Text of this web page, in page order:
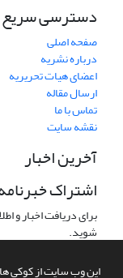
این وب سایت از کوکی ها
دسترسی سریع
صفحه اصلی
درباره نشریه
اعضای هیات تحریریه
ارسال مقاله
تماس با ما
نقشه سایت
آخرین اخبار
اشتراک
برای دریافت اخبار و
شوید.